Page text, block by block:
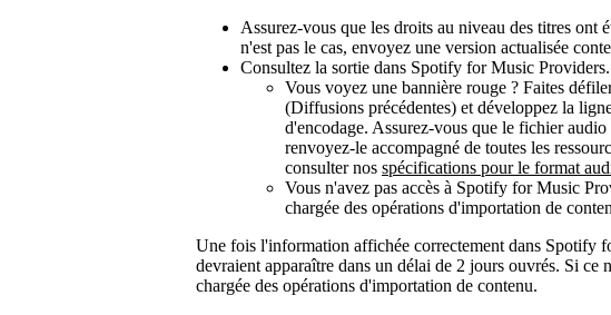
Assurez-vous que les droits au niveau des titres
n'est pas le cas, envoyez une version actualisée
Consultez la sortie dans Spotify for Music Providers.
Vous voyez une bannière rouge ? Faites
(Diffusions précédentes) et développez la
d'encodage. Assurez-vous que le fichier
renvoyez-le accompagné de toutes les
consulter nos spécifications pour le format
Vous n'avez pas accès à Spotify for Music
chargée des opérations d'importation de
Une fois l'information affichée correctement dans Spotify
devraient apparaître dans un délai de 2 jours ouvrés. Si ce
chargée des opérations d'importation de contenu.